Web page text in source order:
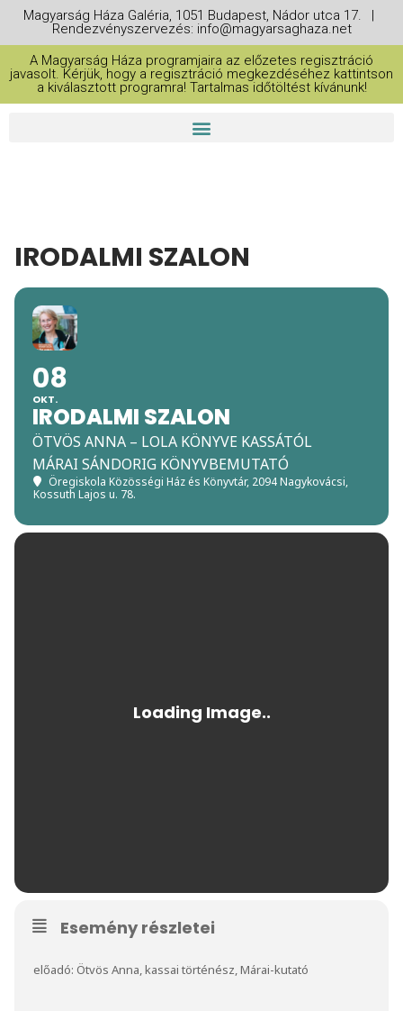
Magyarság Háza Galéria, 1051 Budapest, Nádor utca 17. |
Rendezvényszervezés: info@magyarsaghaza.net
A Magyarság Háza programjaira az előzetes regisztráció
javasolt. Kérjük, hogy a regisztráció megkezdéséhez kattintson
a kiválasztott programra! Tartalmas időtöltést kívánunk!
IRODALMI SZALON
08
OKT.
IRODALMI SZALON
ÖTVÖS ANNA – LOLA KÖNYVE KASSÁTÓL
MÁRAI SÁNDORIG KÖNYVBEMUTATÓ
Öregiskola Közösségi Ház és Könyvtár, 2094 Nagykovácsi,
Kossuth Lajos u. 78.
Esemény részletei
előadó: Ötvös Anna, kassai történész, Márai-kutató